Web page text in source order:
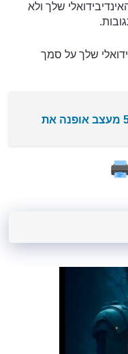
שלך ולא
שלך על סמך
מעבר לגבולות איך טכנולוגיית 5G מעצב אופנה את